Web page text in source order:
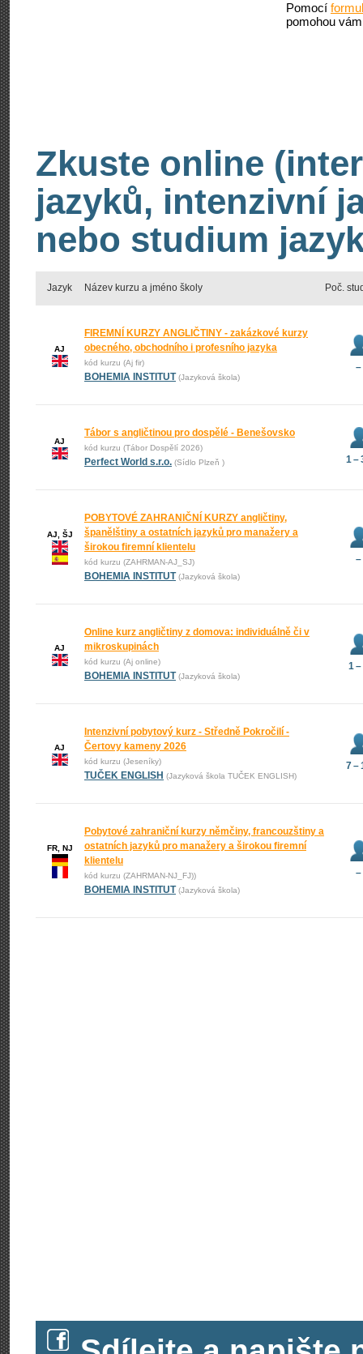
Pomocí
pomohou
Zkuste online
jazyků, intenzivní
nebo studium
Jazyk Název kurzu a jméno školy Poč.
AJ
FIREMNÍ KURZY ANGLIČTINY - zakázkové kurzy
obecného, obchodního i profesního jazyka
kód kurzu (Aj fir)
BOHEMIA INSTITUT (Jazyková škola)
–
AJ
Tábor s angličtinou pro dospělé - Benešovsko
kód kurzu (Tábor Dospělí 2026)
Perfect World s.r.o. (Sídlo Plzeň ) 1 –
AJ, ŠJ
POBYTOVÉ ZAHRANIČNÍ KURZY angličtiny,
španělštiny a ostatních jazyků pro manažery a
širokou firemní klientelu
kód kurzu (ZAHRMAN-AJ_SJ)
BOHEMIA INSTITUT (Jazyková škola)
–
AJ
Online kurz angličtiny z domova: individuálně či v
mikroskupinách
kód kurzu (Aj online)
BOHEMIA INSTITUT (Jazyková škola)
1
AJ
Intenzivní pobytový kurz - Středně Pokročilí -
Čertovy kameny 2026
kód kurzu (Jeseníky)
TUČEK ENGLISH (Jazyková škola TUČEK ENGLISH)
7 –
FR, NJ
Pobytové zahraniční kurzy němčiny, francouzštiny a
ostatních jazyků pro manažery a širokou firemní
klientelu
kód kurzu (ZAHRMAN-NJ_FJ))
BOHEMIA INSTITUT (Jazyková škola)
–